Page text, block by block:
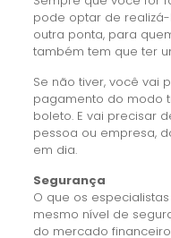
pode optar de realizá-
outra ponta, para
também tem que ter
Se não tiver, você vai
pagamento do modo
boleto. E vai precisar
pessoa ou empresa,
em dia.
Segurança
O que os
mesmo nível de
do mercado